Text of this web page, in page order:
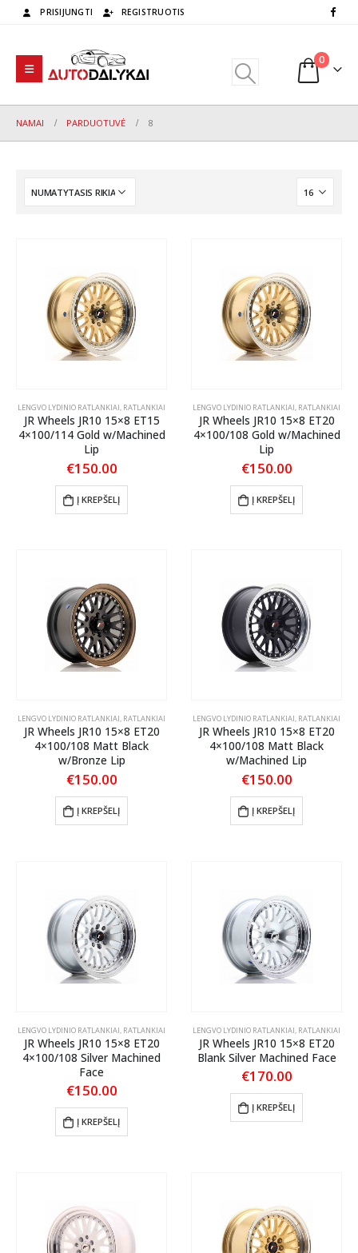
PRISIJUNGTI REGISTRUOTIS
0
NAMAI PARDUOTUVĖ 8
LENGVO LYDINIO RATLANKIAI, RATLANKIAI
JR Wheels JR10 15×8 ET15
4×100/114 Gold w/Machined
Lip
€150.00
Į KREPŠELĮ
LENGVO LYDINIO RATLANKIAI, RATLANKIAI
JR Wheels JR10 15×8 ET20
4×100/108 Gold w/Machined
Lip
€150.00
Į KREPŠELĮ
LENGVO LYDINIO RATLANKIAI, RATLANKIAI
JR Wheels JR10 15×8 ET20
4×100/108 Matt Black
w/Bronze Lip
€150.00
Į KREPŠELĮ
LENGVO LYDINIO RATLANKIAI, RATLANKIAI
JR Wheels JR10 15×8 ET20
4×100/108 Matt Black
w/Machined Lip
€150.00
Į KREPŠELĮ
LENGVO LYDINIO RATLANKIAI, RATLANKIAI
JR Wheels JR10 15×8 ET20
4×100/108 Silver Machined
Face
€150.00
Į KREPŠELĮ
LENGVO LYDINIO RATLANKIAI, RATLANKIAI
JR Wheels JR10 15×8 ET20
Blank Silver Machined Face
€170.00
Į KREPŠELĮ